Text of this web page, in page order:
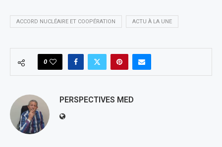
ACCORD NUCLÉAIRE ET COOPÉRATION ACTU À LA UNE
0
PERSPECTIVES MED